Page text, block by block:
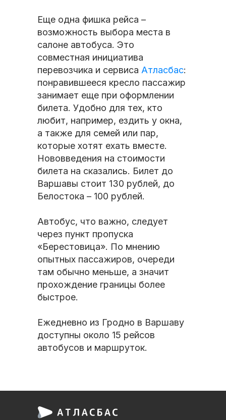
Еще одна фишка рейса –
возможность выбора места в
салоне автобуса. Это
совместная инициатива
перевозчика и сервиса Атласбас:
понравившееся кресло пассажир
занимает еще при оформлении
билета. Удобно для тех, кто
любит, например, ездить у окна,
а также для семей или пар,
которые хотят ехать вместе.
Нововведения на стоимости
билета на сказались. Билет до
Варшавы стоит 130 рублей, до
Белостока – 100 рублей.
Автобус, что важно, следует
через пункт пропуска
«Берестовица». По мнению
опытных пассажиров, очереди
там обычно меньше, а значит
прохождение границы более
быстрое.
Ежедневно из Гродно в Варшаву
доступны около 15 рейсов
автобусов и маршруток.